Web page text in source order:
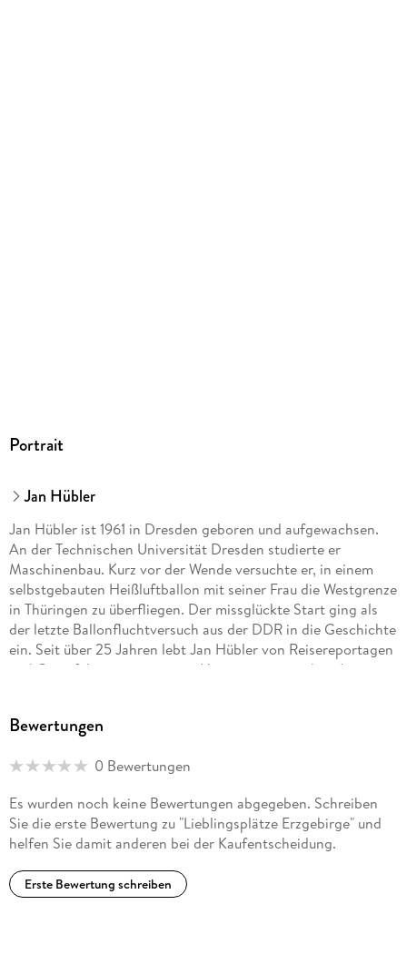
Portrait
Jan Hübler
Jan Hübler ist 1961 in Dresden geboren und aufgewachsen.
An der Technischen Universität Dresden studierte er
Maschinenbau. Kurz vor der Wende versuchte er, in einem
selbstgebauten Heißluftballon mit seiner Frau die Westgrenze
in Thüringen zu überfliegen. Der missglückte Start ging als
der letzte Ballonfluchtversuch aus der DDR in die Geschichte
ein. Seit über 25 Jahren lebt Jan Hübler von Reisereportagen
und Gästeführungen in seiner Heimatregion und ist Autor
die im Gmeiner-Verlag erschienen sind.
Bewertungen
0 Bewertungen
Es wurden noch keine Bewertungen abgegeben. Schreiben
Sie die erste Bewertung zu "Lieblingsplätze Erzgebirge" und
helfen Sie damit anderen bei der Kaufentscheidung.
Erste Bewertung schreiben